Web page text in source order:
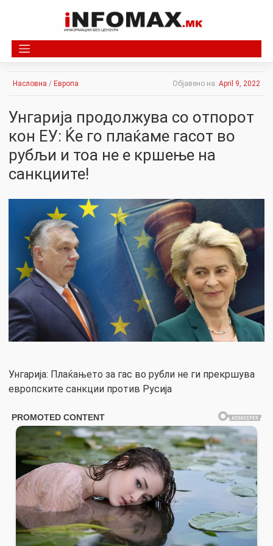
Насловна / Европа Објавено на: April 9, 2022
Унгарија продолжува со отпорот
кон ЕУ: Ќе го плаќаме гасот во
рубљи и тоа не е кршење на
санкциите!
Унгарија: Плаќањето за гас во рубли не ги прекршува
европските санкции против Русија